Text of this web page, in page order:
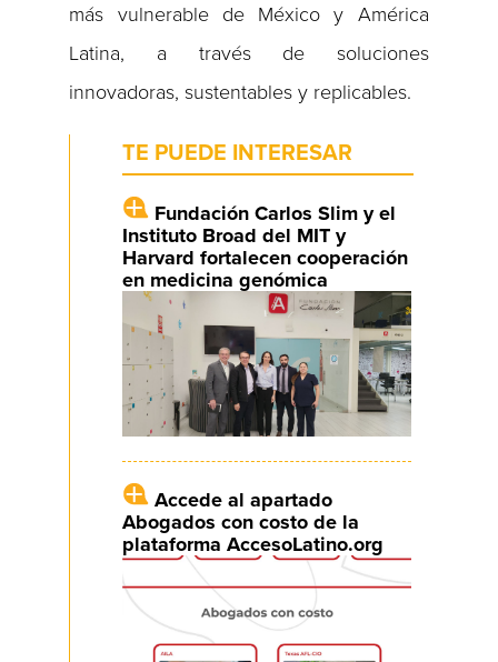
más vulnerable de México y América
Latina, a través de soluciones
innovadoras, sustentables y replicables.
TE PUEDE INTERESAR
Fundación Carlos Slim y el
Instituto Broad del MIT y
Harvard fortalecen cooperación
en medicina genómica
Accede al apartado
Abogados con costo de la
plataforma AccesoLatino.org